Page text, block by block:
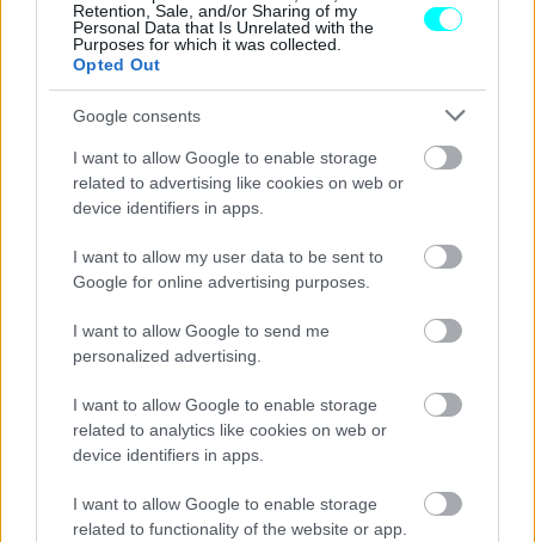
Retention, Sale, and/or Sharing of my
Personal Data that Is Unrelated with the
Purposes for which it was collected.
Opted Out
Google consents
I want to allow Google to enable storage
related to advertising like cookies on web or
device identifiers in apps.
I want to allow my user data to be sent to
Google for online advertising purposes.
I want to allow Google to send me
personalized advertising.
I want to allow Google to enable storage
related to analytics like cookies on web or
device identifiers in apps.
I want to allow Google to enable storage
related to functionality of the website or app.
σιλουέτα και πιο εκλεπτυσμένη,εκφραστική εμφάνιση
και μεγαλύτερη διαμήκη χωρητικότητα φορτίου
μεγαλύτερα ταξίδια.
Τα νέα Grizzly και Grizzly Fastbackθα κάνουν το
ντεμπούτο τους στην Ευρώπη το δεύτερο εξάμηνο
αγορά της Μέσης Ανατολής και τη Λατινικής Αμερικής.
ΔΙΑΒΑΣΤΕ ΕΠΙΣΗΣ